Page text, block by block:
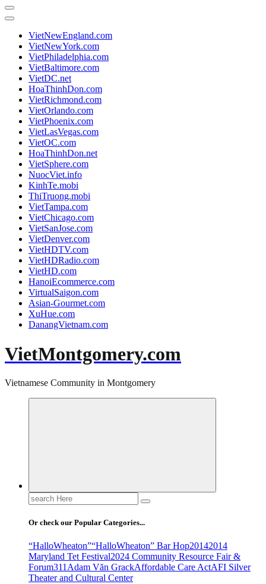
VietNewEngland.com
VietNewYork.com
VietPhiladelphia.com
VietBaltimore.com
VietDC.net
HoaThinhDon.com
VietRichmond.com
VietOrlando.com
VietPhoenix.com
VietLasVegas.com
VietOC.com
HoaThinhDon.net
VietSphere.com
NuocViet.info
KinhTe.mobi
ThiTruong.mobi
VietTampa.com
VietChicago.com
VietSanJose.com
VietDenver.com
VietHDTV.com
VietHDRadio.com
VietHD.com
HanoiEcommerce.com
VirtualSaigon.com
Asian-Gourmet.com
XuHue.com
DanangVietnam.com
VietMontgomery.com
Vietnamese Community in Montgomery
Search
for:
Or check our Popular Categories...
“HalloWheaton”“HalloWheaton” Bar Hop20142014
Maryland Tet Festival2024 Community Resource Fair &
Forum311Adam Văn GrackAffordable Care ActAFI Silver
Theater and Cultural Center